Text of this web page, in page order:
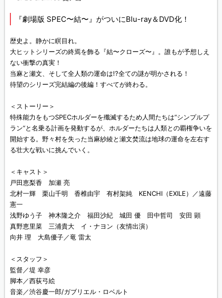
『劇場版 SPEC〜結〜』がついにBlu-ray＆DVD化！
歴史よ。静かに瞑目れ。
大ヒットシリーズの終焉を飾る『結〜クローズ〜』。誰もが予想しえ
ない衝撃の真実！
当麻と瀬文、そして全人類の運命は!?全ての謎が明かされる！
待望のシリーズ完結編の後編！すべてが終わる。
＜ストーリー＞
特殊能力をもつSPECホルダーを殲滅するため人間たちは“シンプルプ
ラン“と名乗る計画を発動するが、ホルダーたちは人類との覇権争いを
開始する。野々村を失った当麻紗綾と瀬文焚流は地球の運命を左右す
る壮大な戦いに挑んでいく。
＜キャスト＞
戸田恵梨香 加瀬 亮
北村一輝 栗山千明 香椎由宇 有村架純 KENCHI（EXILE）／遠藤
憲一
浅野ゆう子 神木隆之介 福田沙紀 城田 優 田中哲司 安田 顕
真野恵里菜 三浦貴大 イ・ナヨン（友情出演）
向井 理 大島優子／竜 雷太
＜スタッフ＞
監督／堤 幸彦
脚本／西荻弓絵
音楽／渋谷慶一郎/ガブリエル・ロベルト